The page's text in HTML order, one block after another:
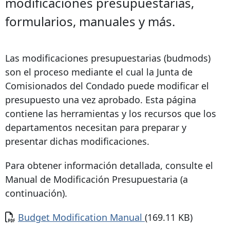
formularios, manuales y más.
Las modificaciones presupuestarias (budmods)
son el proceso mediante el cual la Junta de
Comisionados del Condado puede modificar el
presupuesto una vez aprobado. Esta página
contiene las herramientas y los recursos que los
departamentos necesitan para preparar y
presentar dichas modificaciones.
Para obtener información detallada, consulte el
Manual de Modificación Presupuestaria (a
continuación).
Documento
Budget Modification Manual (169.11 KB)